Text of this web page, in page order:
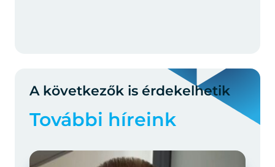
A következők is érdekelhetik
További híreink